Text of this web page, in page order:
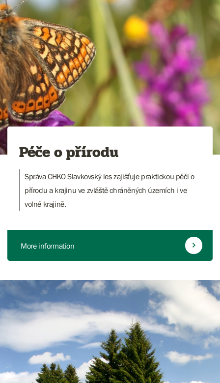
Péče o přírodu
Správa CHKO Slavkovský les zajišťuje praktickou péči o
přírodu a krajinu ve zvláště chráněných územích i ve
volné krajině.
More information